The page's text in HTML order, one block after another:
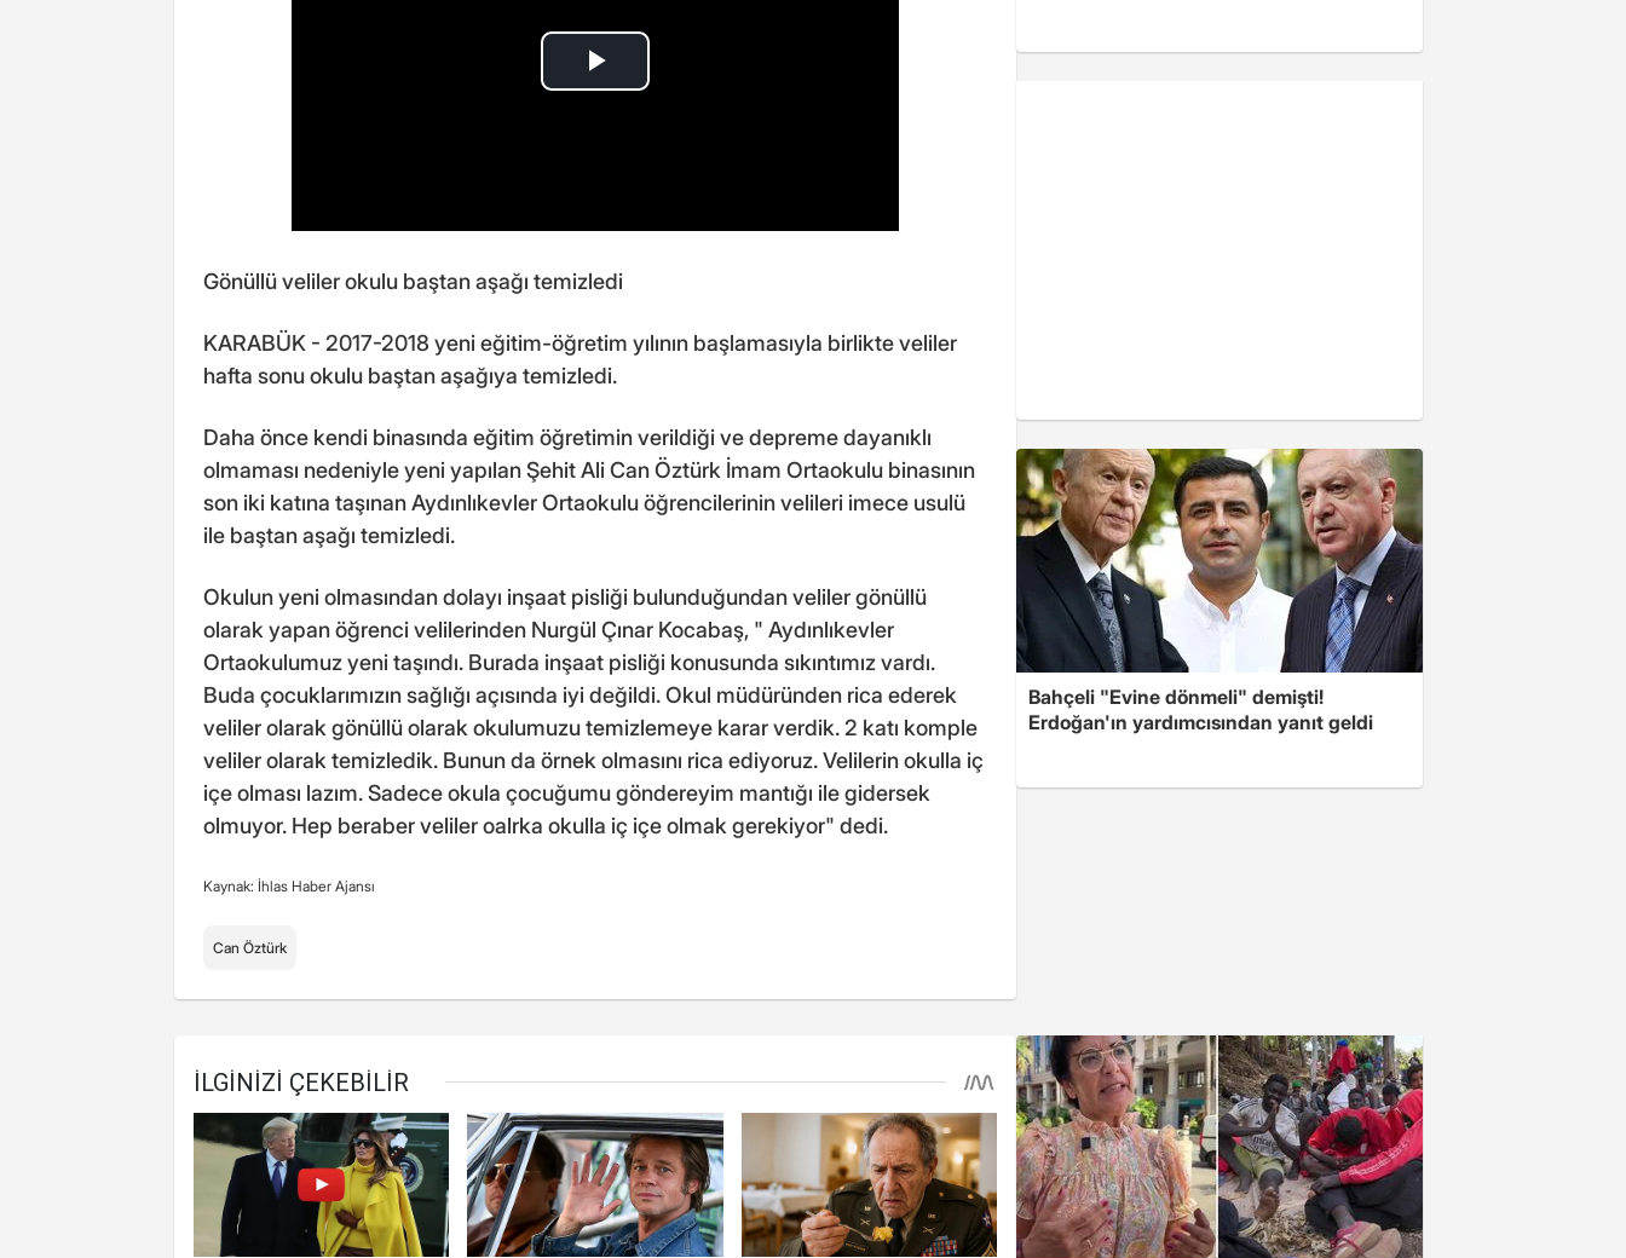
Gönüllü veliler okulu baştan aşağı temizledi
KARABÜK - 2017-2018 yeni eğitim-öğretim yılının başlamasıyla birlikte veliler
hafta sonu okulu baştan aşağıya temizledi.
Daha önce kendi binasında eğitim öğretimin verildiği ve depreme dayanıklı
olmaması nedeniyle yeni yapılan Şehit Ali Can Öztürk İmam Ortaokulu binasının
son iki katına taşınan Aydınlıkevler Ortaokulu öğrencilerinin velileri imece usulü
ile baştan aşağı temizledi.
Okulun yeni olmasından dolayı inşaat pisliği bulunduğundan veliler gönüllü
olarak yapan öğrenci velilerinden Nurgül Çınar Kocabaş, " Aydınlıkevler
Ortaokulumuz yeni taşındı. Burada inşaat pisliği konusunda sıkıntımız vardı.
Buda çocuklarımızın sağlığı açısında iyi değildi. Okul müdüründen rica ederek
veliler olarak gönüllü olarak okulumuzu temizlemeye karar verdik. 2 katı komple
veliler olarak temizledik. Bunun da örnek olmasını rica ediyoruz. Velilerin okulla iç
içe olması lazım. Sadece okula çocuğumu göndereyim mantığı ile gidersek
olmuyor. Hep beraber veliler oalrka okulla iç içe olmak gerekiyor" dedi.
Kaynak: İhlas Haber Ajansı
Can Öztürk
Bahçeli "Evine dönmeli" demişti!
Erdoğan'ın yardımcısından yanıt geldi